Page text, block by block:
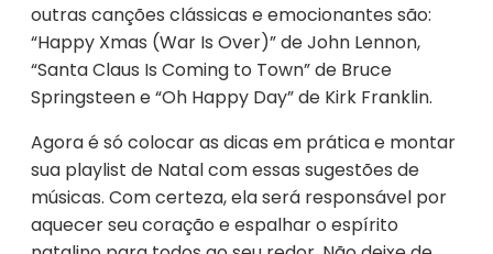
outras canções clássicas e emocionantes são:
“Happy Xmas (War Is Over)” de John Lennon,
“Santa Claus Is Coming to Town” de Bruce
Springsteen e “Oh Happy Day” de Kirk Franklin.
Agora é só colocar as dicas em prática e montar
sua playlist de Natal com essas sugestões de
músicas. Com certeza, ela será responsável por
aquecer seu coração e espalhar o espírito